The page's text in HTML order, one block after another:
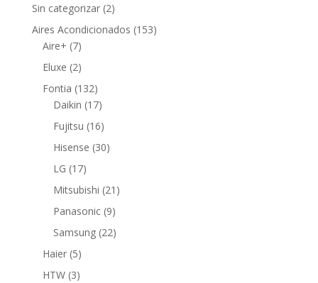
Sin categorizar 22
productos
Aires Acondicionados 153153
Aire+ 77
productos
Eluxe 22
productos
Fontia 132132
productos
Daikin 1717
productos
Fujitsu 1616
productos
Hisense 3030
LG 1717
productos
Mitsubishi 21 21
Panasonic 99
productos
Samsung 2222
Haier 55
productos
HTW 33